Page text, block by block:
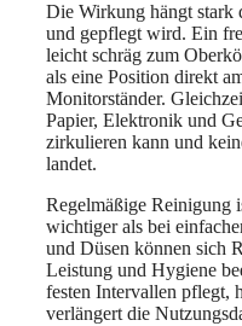
Die Wirkung hängt stark
und gepflegt wird. Ein
leicht schräg zum
als eine Position direkt
Monitorständer.
Papier, Elektronik und
zirkulieren kann und
landet.
Regelmäßige Reinigung
wichtiger als bei
und Düsen können sich
Leistung und Hygiene
festen Intervallen pflegt,
verlängert die